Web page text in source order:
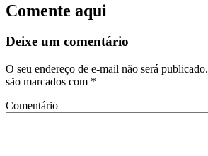
Comente aqui
Deixe um comentário
O seu endereço de e-mail não será publicado.
são marcados com *
Comentário